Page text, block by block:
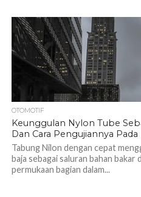
OTOMOTIF
Keunggulan Nylon Tube
Dan Cara Pengujiannya
Tabung Nilon dengan cepat
baja sebagai saluran bahan
permukaan bagian dalam...